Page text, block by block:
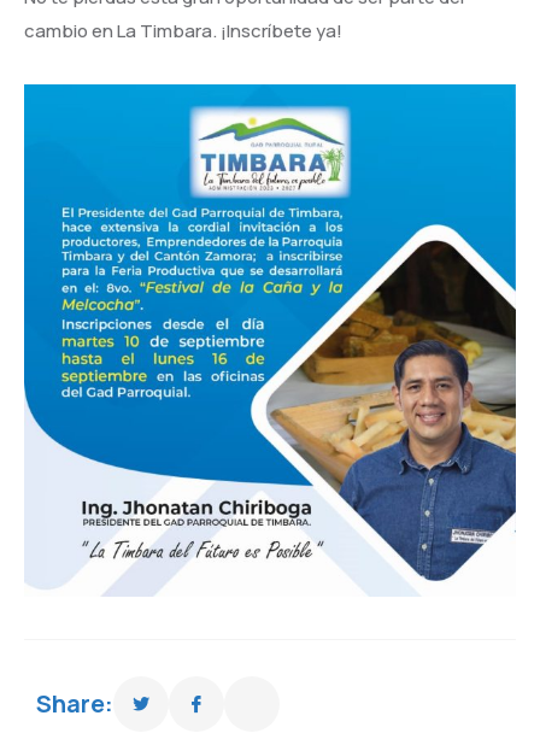
cambio en La Timbara. ¡Inscríbete ya!
Share: